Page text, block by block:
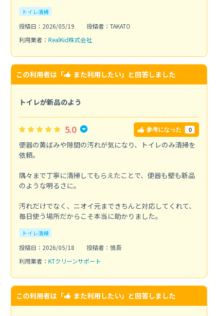
トイレ清掃
投稿日：2026/05/19
投稿者：TAKATO
利用業者： RealKid株式会社
この利用者は「 また利用したい」と回答しました
トイレが新品のよう
5.0 参考になった 0
便器の黄ばみや隙間の汚れが気になり、トイレのみ清掃を
依頼。
隅々まで丁寧に清掃してもらえたことで、便器も壁も新品
のような明るさに。
汚れだけでなく、ニオイ元まできちんと対応してくれて、
毎日使う場所だからこそ本当に助かりました。
トイレ清掃
投稿日：2026/05/18
投稿者：慎吾
利用業者： KTクリーンサポート
この利用者は「 また利用したい」と回答しました